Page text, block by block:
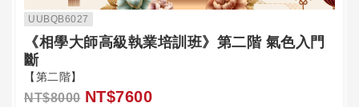
UUBQB6027
《相學大師高級執業培訓班》第二階 氣色入門
斷
【第二階】
NT$8000 NT$7600